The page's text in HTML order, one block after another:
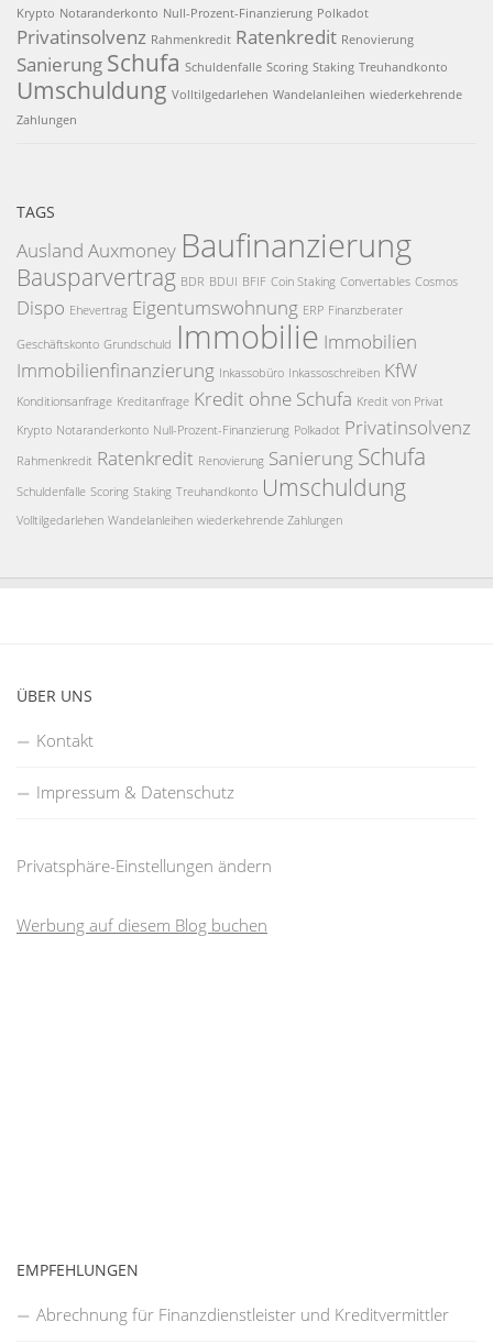
Krypto Notaranderkonto Null-Prozent-Finanzierung Polkadot
Privatinsolvenz Rahmenkredit Ratenkredit Renovierung
Sanierung Schufa Schuldenfalle Scoring Staking Treuhandkonto
Umschuldung Volltilgedarlehen Wandelanleihen wiederkehrende
Zahlungen
TAGS
Ausland Auxmoney Baufinanzierung
Bausparvertrag BDR BDUI BFIF Coin Staking Convertables Cosmos
Dispo Ehevertrag Eigentumswohnung ERP Finanzberater
Geschäftskonto Grundschuld Immobilie Immobilien
Immobilienfinanzierung Inkassobüro Inkassoschreiben KfW
Konditionsanfrage Kreditanfrage Kredit ohne Schufa Kredit von Privat
Krypto Notaranderkonto Null-Prozent-Finanzierung Polkadot Privatinsolvenz
Rahmenkredit Ratenkredit Renovierung Sanierung Schufa
Schuldenfalle Scoring Staking Treuhandkonto Umschuldung
Volltilgedarlehen Wandelanleihen wiederkehrende Zahlungen
ÜBER UNS
Kontakt
Impressum & Datenschutz
Privatsphäre-Einstellungen ändern
Werbung auf diesem Blog buchen
EMPFEHLUNGEN
Abrechnung für Finanzdienstleister und Kreditvermittler